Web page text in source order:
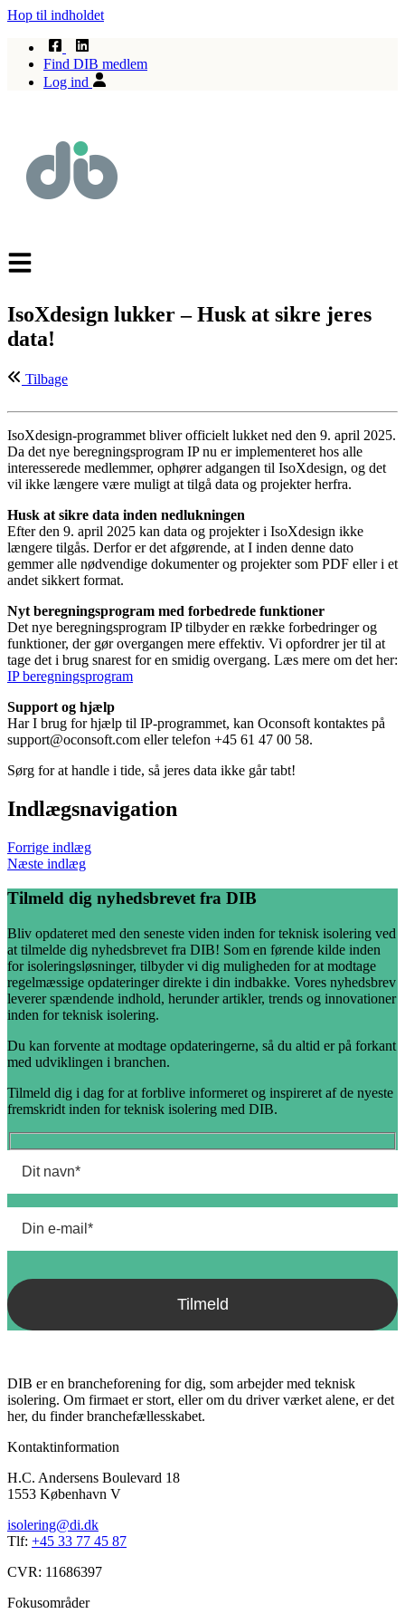
Hop til indholdet
Find DIB medlem
Log ind
IsoXdesign lukker – Husk at sikre jeres
data!
Tilbage
IsoXdesign-programmet bliver officielt lukket ned den 9. april 2025.
Da det nye beregningsprogram IP nu er implementeret hos alle
interesserede medlemmer, ophører adgangen til IsoXdesign, og det
vil ikke længere være muligt at tilgå data og projekter herfra.
Husk at sikre data inden nedlukningen
Efter den 9. april 2025 kan data og projekter i IsoXdesign ikke
længere tilgås. Derfor er det afgørende, at I inden denne dato
gemmer alle nødvendige dokumenter og projekter som PDF eller i et
andet sikkert format.
Nyt beregningsprogram med forbedrede funktioner
Det nye beregningsprogram IP tilbyder en række forbedringer og
funktioner, der gør overgangen mere effektiv. Vi opfordrer jer til at
tage det i brug snarest for en smidig overgang. Læs mere om det her:
IP beregningsprogram
Support og hjælp
Har I brug for hjælp til IP-programmet, kan Oconsoft kontaktes på
support@oconsoft.com eller telefon +45 61 47 00 58.
Sørg for at handle i tide, så jeres data ikke går tabt!
Indlægsnavigation
Forrige indlæg
Næste indlæg
Tilmeld dig nyhedsbrevet fra DIB
Bliv opdateret med den seneste viden inden for teknisk isolering ved
at tilmelde dig nyhedsbrevet fra DIB! Som en førende kilde inden
for isoleringsløsninger, tilbyder vi dig muligheden for at modtage
regelmæssige opdateringer direkte i din indbakke. Vores nyhedsbrev
leverer spændende indhold, herunder artikler, trends og innovationer
inden for teknisk isolering.
Du kan forvente at modtage opdateringerne, så du altid er på forkant
med udviklingen i branchen.
Tilmeld dig i dag for at forblive informeret og inspireret af de nyeste
fremskridt inden for teknisk isolering med DIB.
DIB er en brancheforening for dig, som arbejder med teknisk
isolering. Om firmaet er stort, eller om du driver værket alene, er det
her, du finder branchefællesskabet.
Kontaktinformation
H.C. Andersens Boulevard 18
1553 København V
isolering@di.dk
Tlf: +45 33 77 45 87
CVR: 11686397
Fokusområder